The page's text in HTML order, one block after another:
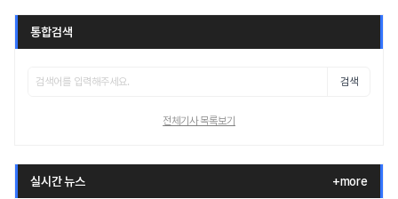
통합검색
검색
전체기사 목록보기
실시간 뉴스 +more